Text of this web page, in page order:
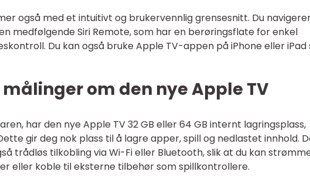
også med et intuitivt og brukervennlig grensesnitt. Du
medfølgende Siri Remote, som har en berøringsflate for enkel
Du kan også bruke Apple TV-appen på iPhone eller iPad
om den nye Apple TV
har den nye Apple TV 32 GB eller 64 GB internt lagringsplass,
gir deg nok plass til å lagre apper, spill og nedlastet innhold.
trådløs tilkobling via Wi-Fi eller Bluetooth, slik at du kan
eller koble til eksterne tilbehør som spillkontrollere.